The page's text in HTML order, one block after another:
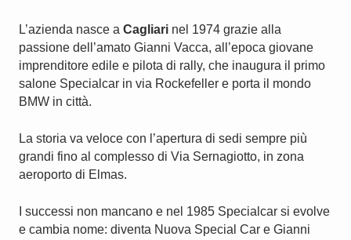
L’azienda nasce a Cagliari nel 1974 grazie alla
passione dell’amato Gianni Vacca, all’epoca giovane
imprenditore edile e pilota di rally, che inaugura il primo
salone Specialcar in via Rockefeller e porta il mondo
BMW in città.
La storia va veloce con l’apertura di sedi sempre più
grandi fino al complesso di Via Sernagiotto, in zona
aeroporto di Elmas.
I successi non mancano e nel 1985 Specialcar si evolve
e cambia nome: diventa Nuova Special Car e Gianni